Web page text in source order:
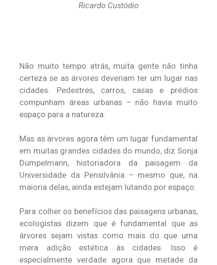
Ricardo Custódio
Não muito tempo atrás, muita gente não tinha
certeza se as árvores deveriam ter um lugar nas
cidades. Pedestres, carros, casas e prédios
compunham áreas urbanas – não havia muito
espaço para a natureza.
Mas as árvores agora têm um lugar fundamental
em muitas grandes cidades do mundo, diz Sonja
Dümpelmann, historiadora da paisagem da
Universidade da Pensilvânia – mesmo que, na
maioria delas, ainda estejam lutando por espaço.
Para colher os benefícios das paisagens urbanas,
ecologistas dizem que é fundamental que as
árvores sejam vistas como mais do que uma
mera adição estética às cidades. Isso é
especialmente verdade agora que metade da